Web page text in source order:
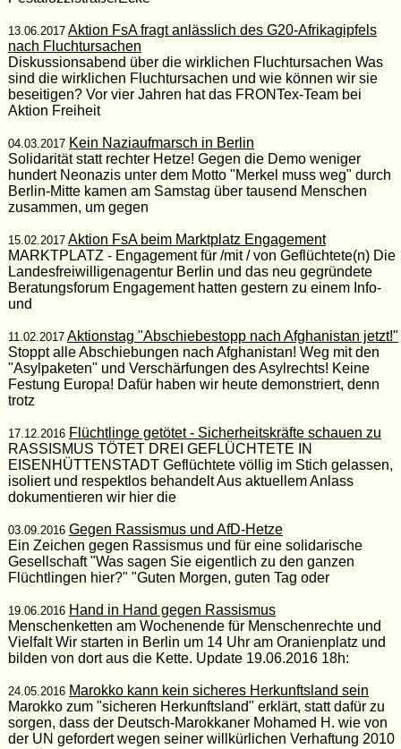
13.06.2017 Aktion FsA fragt anlässlich des G20-Afrikagipfels
nach Fluchtursachen
Diskussionsabend über die wirklichen Fluchtursachen Was
sind die wirklichen Fluchtursachen und wie können wir sie
beseitigen? Vor vier Jahren hat das FRONTex-Team bei
Aktion Freiheit
04.03.2017 Kein Naziaufmarsch in Berlin
Solidarität statt rechter Hetze! Gegen die Demo weniger
hundert Neonazis unter dem Motto "Merkel muss weg" durch
Berlin-Mitte kamen am Samstag über tausend Menschen
zusammen, um gegen
15.02.2017 Aktion FsA beim Marktplatz Engagement
MARKTPLATZ - Engagement für /mit / von Geflüchtete(n) Die
Landesfreiwilligenagentur Berlin und das neu gegründete
Beratungsforum Engagement hatten gestern zu einem Info-
und
11.02.2017 Aktionstag "Abschiebestopp nach Afghanistan jetzt!"
Stoppt alle Abschiebungen nach Afghanistan! Weg mit den
"Asylpaketen" und Verschärfungen des Asylrechts! Keine
Festung Europa! Dafür haben wir heute demonstriert, denn
trotz
17.12.2016 Flüchtlinge getötet - Sicherheitskräfte schauen zu
RASSISMUS TÖTET DREI GEFLÜCHTETE IN
EISENHÜTTENSTADT Geflüchtete völlig im Stich gelassen,
isoliert und respektlos behandelt Aus aktuellem Anlass
dokumentieren wir hier die
03.09.2016 Gegen Rassismus und AfD-Hetze
Ein Zeichen gegen Rassismus und für eine solidarische
Gesellschaft "Was sagen Sie eigentlich zu den ganzen
Flüchtlingen hier?" "Guten Morgen, guten Tag oder
19.06.2016 Hand in Hand gegen Rassismus
Menschenketten am Wochenende für Menschenrechte und
Vielfalt Wir starten in Berlin um 14 Uhr am Oranienplatz und
bilden von dort aus die Kette. Update 19.06.2016 18h:
24.05.2016 Marokko kann kein sicheres Herkunftsland sein
Marokko zum "sicheren Herkunftsland" erklärt, statt dafür zu
sorgen, dass der Deutsch-Marokkaner Mohamed H. wie von
der UN gefordert wegen seiner willkürlichen Verhaftung 2010